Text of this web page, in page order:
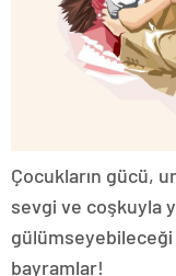
Çocukların gücü,
sevgi ve coşkuyla
bayramlar!